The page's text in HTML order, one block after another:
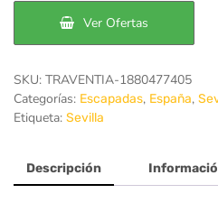
48€.43€.
Ver Ofertas
SKU: TRAVENTIA-1880477405
Categorías: Escapadas, España,
Etiqueta: Sevilla
Descripción